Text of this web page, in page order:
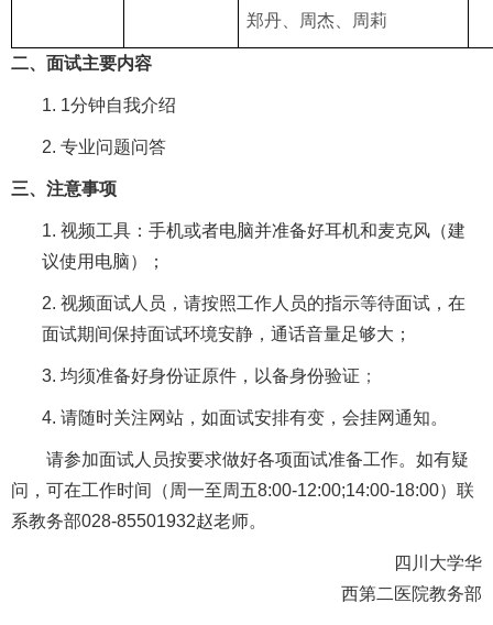
郑丹、周杰、周莉
二、面试主要内容
1. 1分钟自我介绍
2. 专业问题问答
三、注意事项
1. 视频工具：手机或者电脑并准备好耳机和麦克风（建
议使用电脑）；
2. 视频面试人员，请按照工作人员的指示等待面试，在
面试期间保持面试环境安静，通话音量足够大；
3. 均须准备好身份证原件，以备身份验证 ；
4. 请随时关注网站，如面试安排有变，会挂网通知。
请参加面试人员按要求做好各项面试准备工作。如有疑
问，可在工作时间（周一至周五8:00-12:00;14:00-18:00）联
系教务部028-85501932赵老师。
四川大学华
西第二医院教务部